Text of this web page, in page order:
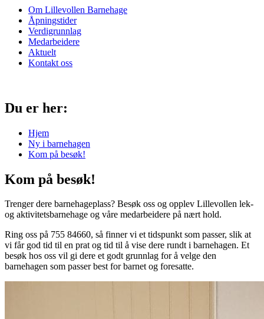
Om Lillevollen Barnehage
Åpningstider
Verdigrunnlag
Medarbeidere
Aktuelt
Kontakt oss
Du er her:
Hjem
Ny i barnehagen
Kom på besøk!
Kom på besøk!
Trenger dere barnehageplass? Besøk oss og opplev Lillevollen lek-
og aktivitetsbarnehage og våre medarbeidere på nært hold.
Ring oss på 755 84660, så finner vi et tidspunkt som passer, slik at
vi får god tid til en prat og tid til å vise dere rundt i barnehagen. Et
besøk hos oss vil gi dere et godt grunnlag for å velge den
barnehagen som passer best for barnet og foresatte.